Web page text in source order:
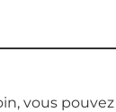
vous pouvez